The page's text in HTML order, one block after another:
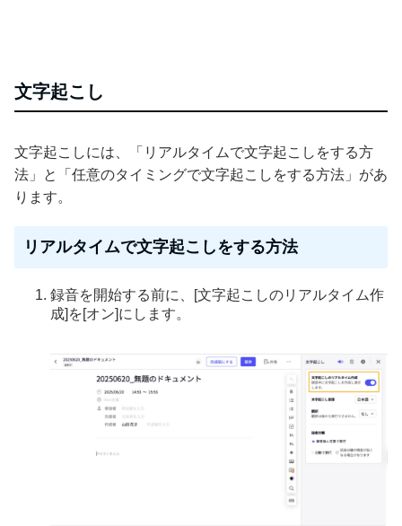
文字起こし
文字起こしには、「リアルタイムで文字起こしをする方
法」と「任意のタイミングで文字起こしをする方法」があ
ります。
リアルタイムで文字起こしをする方法
録音を開始する前に、[文字起こしのリアルタイム作
成]を[オン]にします。